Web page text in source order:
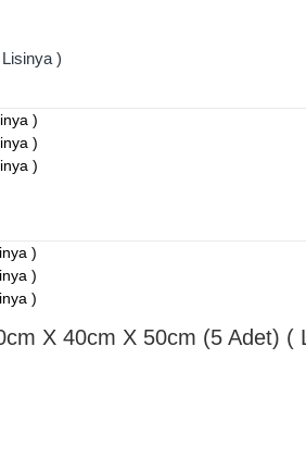
)
X 40cm X 50cm (5 Adet) (